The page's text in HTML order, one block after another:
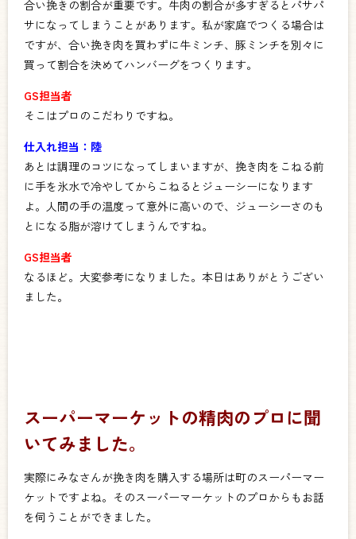
合い挽きの割合が重要です。牛肉の割合が多すぎるとパサパ
サになってしまうことがあります。私が家庭でつくる場合は
ですが、合い挽き肉を買わずに牛ミンチ、豚ミンチを別々に
買って割合を決めてハンバーグをつくります。
GS担当者
そこはプロのこだわりですね。
仕入れ担当：陸
あとは調理のコツになってしまいますが、挽き肉をこねる前
に手を氷水で冷やしてからこねるとジューシーになります
よ。人間の手の温度って意外に高いので、ジューシーさのも
とになる脂が溶けてしまうんですね。
GS担当者
なるほど。大変参考になりました。本日はありがとうござい
ました。
スーパーマーケットの精肉のプロに聞
いてみました。
実際にみなさんが挽き肉を購入する場所は町のスーパーマー
ケットですよね。そのスーパーマーケットのプロからもお話
を伺うことができました。